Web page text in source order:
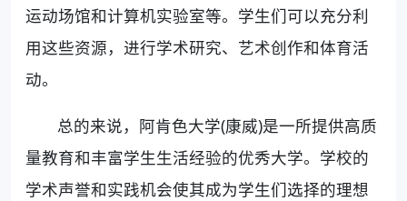
运动场馆和计算机实验室等。学生们可以充分利
用这些资源，进行学术研究、艺术创作和体育活
动。
总的来说，阿肯色大学(康威)是一所提供高质
量教育和丰富学生生活经验的优秀大学。学校的
学术声誉和实践机会使其成为学生们选择的理想